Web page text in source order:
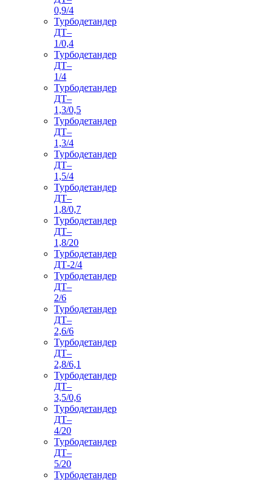
0,9/4
Турбодетандер
ДТ–
1/0,4
Турбодетандер
ДТ–
1/4
Турбодетандер
ДТ–
1,3/0,5
Турбодетандер
ДТ–
1,3/4
Турбодетандер
ДТ–
1,5/4
Турбодетандер
ДТ–
1,8/0,7
Турбодетандер
ДТ–
1,8/20
Турбодетандер
ДТ-2/4
Турбодетандер
ДТ–
2/6
Турбодетандер
ДТ–
2,6/6
Турбодетандер
ДТ–
2,8/6,1
Турбодетандер
ДТ–
3,5/0,6
Турбодетандер
ДТ–
4/20
Турбодетандер
ДТ–
5/20
Турбодетандер